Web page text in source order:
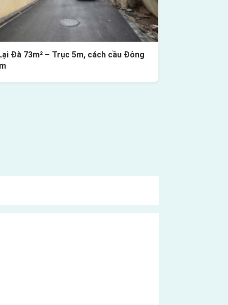
Đà 73m² – Trục 5m, cách cầu Đông